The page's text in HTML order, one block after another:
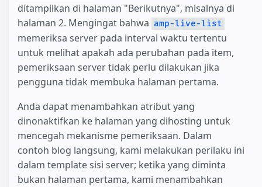
ditampilkan di halaman "Berikutnya", misalnya di
halaman 2. Mengingat bahwa amp-live-list
memeriksa server pada interval waktu tertentu
untuk melihat apakah ada perubahan pada item,
pemeriksaan server tidak perlu dilakukan jika
pengguna tidak membuka halaman pertama.
Anda dapat menambahkan atribut yang
dinonaktifkan ke halaman yang dihosting untuk
mencegah mekanisme pemeriksaan. Dalam
contoh blog langsung, kami melakukan perilaku ini
dalam template sisi server; ketika yang diminta
bukan halaman pertama, kami menambahkan